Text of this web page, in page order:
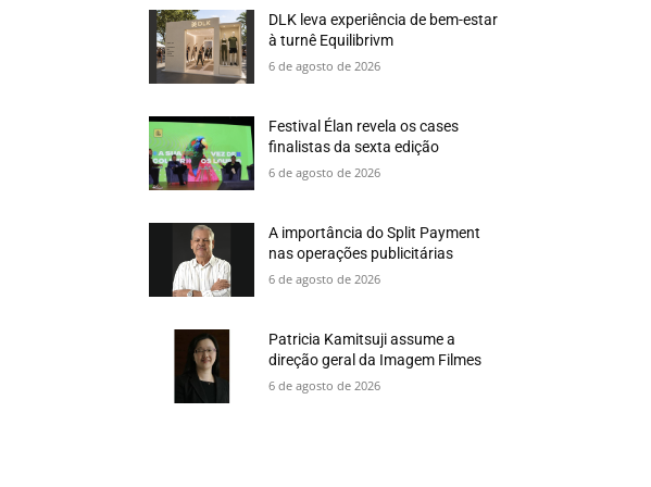
DLK leva experiência de bem-estar
à turnê Equilibrivm
6 de agosto de 2026
Festival Élan revela os cases
finalistas da sexta edição
6 de agosto de 2026
A importância do Split Payment
nas operações publicitárias
6 de agosto de 2026
Patricia Kamitsuji assume a
direção geral da Imagem Filmes
6 de agosto de 2026